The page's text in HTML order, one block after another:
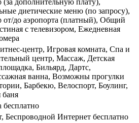
(за дополнительную плату),
диетические меню (по запросу),
от/до аэропорта (платный), Общий
с телевизором, Ежедневная
центр, Игровая комната, Спа и
центр, Массаж, Детская
Бильярд, Дартс,
ванна, Возможны прогулки
Барбекю, Велоспорт, Боулинг,
баня
бесплатно
Беспроводной Интернет бесплатно